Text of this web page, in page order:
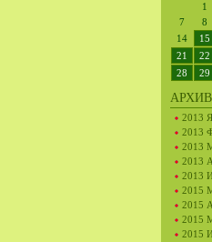
1
7
8
14
15
21
22
28
29
2013
2013
2013
2013
2013
2015
2015
2015
2015